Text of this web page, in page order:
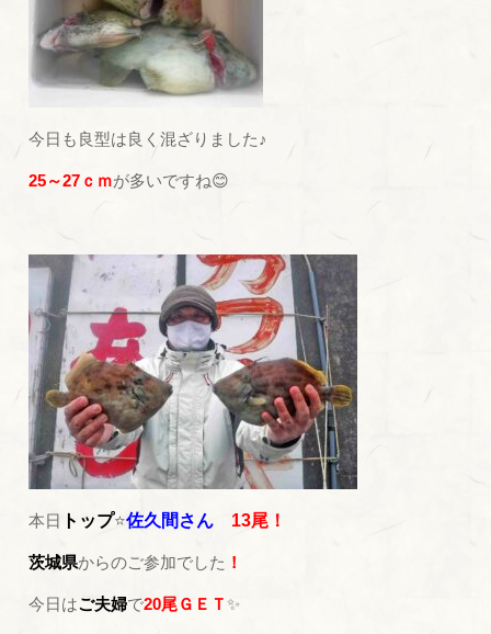
今日も良型は良く混ざりました♪
25～27ｃｍが多いですね😊
本日 トップ⭐佐久間さん 13尾！
茨城県からのご参加でした ！
今日はご夫婦で20尾ＧＥＴ✨